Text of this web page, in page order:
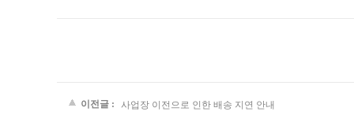
이전글 : 사업장 이전으로 인한 배송 지연 안내